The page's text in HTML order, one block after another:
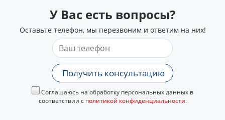
У Вас есть вопросы?
Оставьте телефон, мы перезвоним и ответим на них!
Получить консультацию
Соглашаюсь на обработку персональных данных в
соответствии с политикой конфиденциальности.